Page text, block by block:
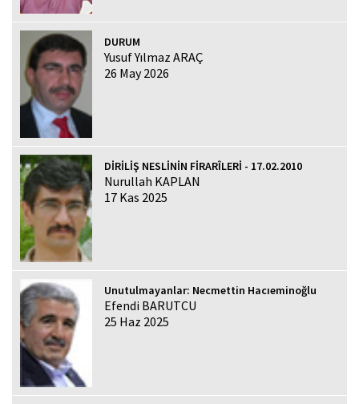
DURUM
Yusuf Yılmaz ARAÇ
26 May 2026
DİRİLİŞ NESLİNİN FİRARÎLERİ - 17.02.2010
Nurullah KAPLAN
17 Kas 2025
Unutulmayanlar: Necmettin Hacıeminoğlu
Efendi BARUTCU
25 Haz 2025